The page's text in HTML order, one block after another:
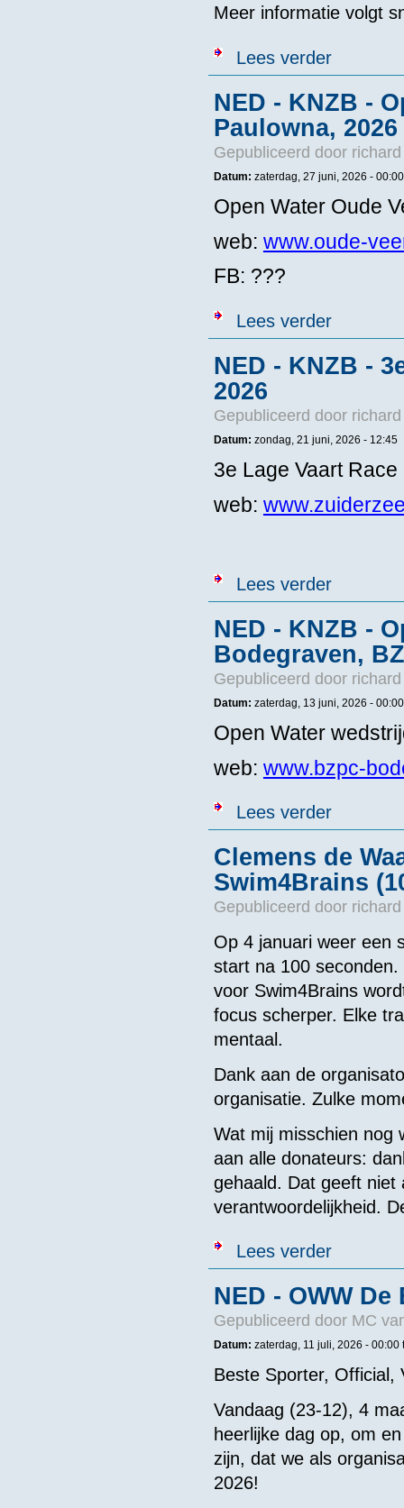
Meer informatie volgt
Lees verderover NED -
NED - KNZB -
Paulowna, 2026
Gepubliceerd door
Datum: zaterdag, 27 juni, 2026 - 00:00
Open Water Oude
web: www.oude-
FB: ???
Lees verderover NED -
NED - KNZB -
2026
Gepubliceerd door
Datum: zondag, 21 juni, 2026 - 12:45
3e Lage Vaart
web:
Lees verderover NED -
NED - KNZB -
Bodegraven,
Gepubliceerd door
Datum: zaterdag, 13 juni, 2026 - 00:00
Open Water
web: www.bzpc-
Lees verderover NED -
Clemens de
Swim4Brains
Gepubliceerd door
Op 4 januari weer een
start na 100
voor Swim4Brains
focus scherper. Elke
mentaal.
Dank aan de
organisatie. Zulke
Wat mij misschien nog
aan alle donateurs:
gehaald. Dat geeft niet
verantwoordelijkheid.
Lees verderover Clemens
NED - OWW
Gepubliceerd door MC
Datum: zaterdag, 11 juli, 2026 - 00:00
Beste Sporter, Official,
Vandaag (23-12), 4
heerlijke dag op, om
zijn, dat we als
2026!